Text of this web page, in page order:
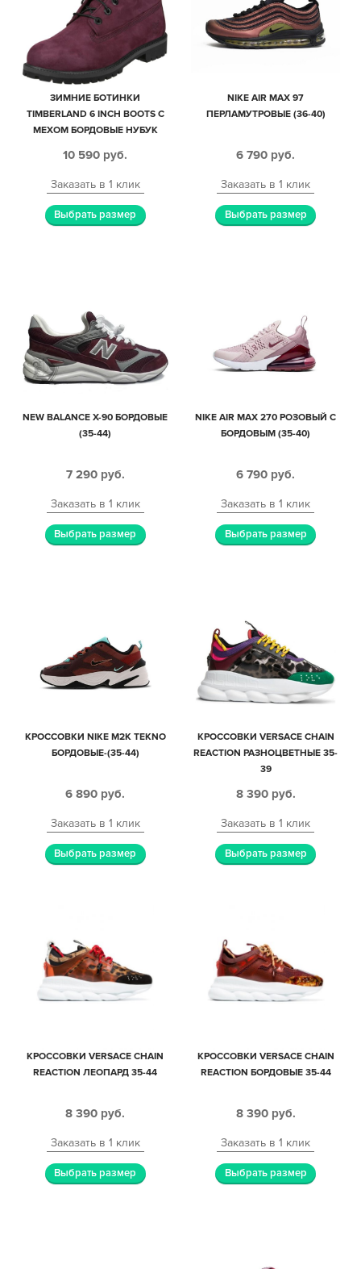
ЗИМНИЕ БОТИНКИ
TIMBERLAND 6 INCH BOOTS С
МЕХОМ БОРДОВЫЕ НУБУК
10 590 руб.
Заказать в 1 клик
Выбрать размер
NIKE AIR MAX 97
ПЕРЛАМУТРОВЫЕ (36-40)
6 790 руб.
Заказать в 1 клик
Выбрать размер
NEW BALANCE X-90 БОРДОВЫЕ
(35-44)
7 290 руб.
Заказать в 1 клик
Выбрать размер
NIKE AIR MAX 270 РОЗОВЫЙ С
БОРДОВЫМ (35-40)
6 790 руб.
Заказать в 1 клик
Выбрать размер
КРОССОВКИ NIKE M2K TEKNO
БОРДОВЫЕ-(35-44)
6 890 руб.
Заказать в 1 клик
Выбрать размер
КРОССОВКИ VERSACE CHAIN
REACTION РАЗНОЦВЕТНЫЕ 35-
39
8 390 руб.
Заказать в 1 клик
Выбрать размер
КРОССОВКИ VERSACE CHAIN
REACTION ЛЕОПАРД 35-44
8 390 руб.
Заказать в 1 клик
Выбрать размер
КРОССОВКИ VERSACE CHAIN
REACTION БОРДОВЫЕ 35-44
8 390 руб.
Заказать в 1 клик
Выбрать размер